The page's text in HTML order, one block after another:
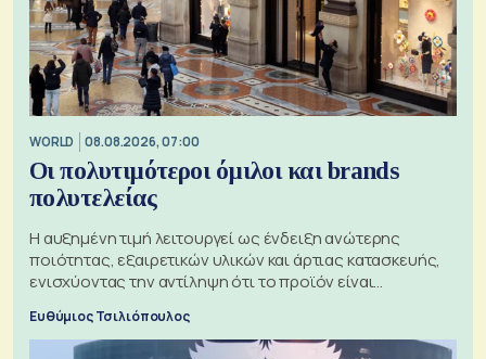
WORLD 08.08.2026, 07:00
Οι πολυτιμότεροι όμιλοι και brands
πολυτελείας
Η αυξημένη τιμή λειτουργεί ως ένδειξη ανώτερης
ποιότητας, εξαιρετικών υλικών και άρτιας κατασκευής,
ενισχύοντας την αντίληψη ότι το προϊόν είναι
Ευθύμιος Τσιλιόπουλος